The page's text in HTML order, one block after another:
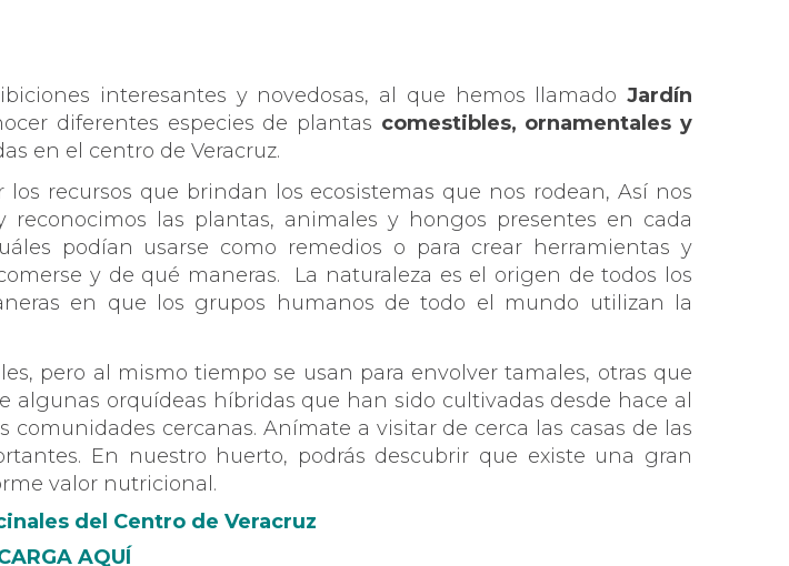
interesantes y novedosas, al que hemos llamado Jardín
diferentes especies de plantas comestibles, ornamentales y
en el centro de Veracruz.
recursos que brindan los ecosistemas que nos rodean, Así nos
las plantas, animales y hongos presentes en cada
podían usarse como remedios o para crear herramientas y
y de qué maneras. La naturaleza es el origen de todos los
en que los grupos humanos de todo el mundo utilizan la
pero al mismo tiempo se usan para envolver tamales, otras que
algunas orquídeas híbridas que han sido cultivadas desde hace al
cercanas. Anímate a visitar de cerca las casas de las
En nuestro huerto, podrás descubrir que existe una gran
valor nutricional.
del Centro de Veracruz
AQUÍ